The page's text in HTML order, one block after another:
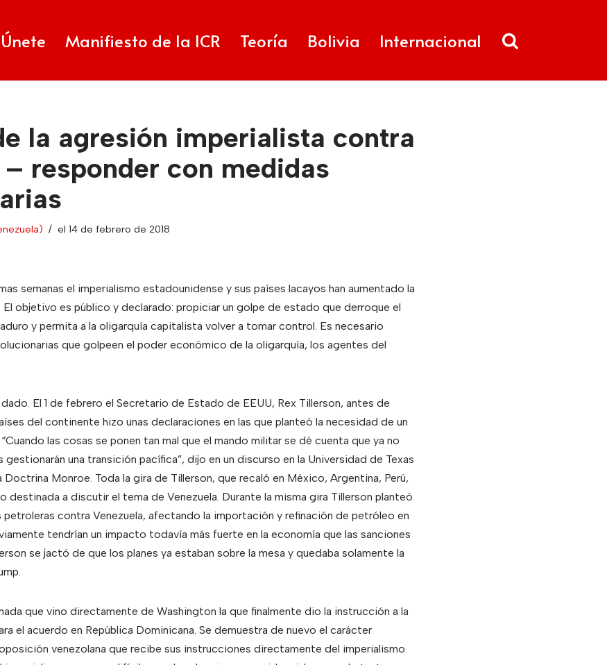
Únete Manifiesto de la ICR Teoría Bolivia Internacional
la agresión imperialista contra
– responder con medidas
el 14 de febrero de 2018
semanas el imperialismo estadounidense y sus países lacayos han aumentado la
El objetivo es público y declarado: propiciar un golpe de estado que derroque el
y permita a la oligarquía capitalista volver a tomar control. Es necesario
que golpeen el poder económico de la oligarquía, los agentes del
El 1 de febrero el Secretario de Estado de EEUU, Rex Tillerson, antes de
del continente hizo unas declaraciones en las que planteó la necesidad de un
las cosas se ponen tan mal que el mando militar se dé cuenta que ya no
gestionarán una transición pacífica”, dijo en un discurso en la Universidad de Texas
Doctrina Monroe. Toda la gira de Tillerson, que recaló en México, Argentina, Perú,
destinada a discutir el tema de Venezuela. Durante la misma gira Tillerson planteó
contra Venezuela, afectando la importación y refinación de petróleo en
tendrían un impacto todavía más fuerte en la economía que las sanciones
se jactó de que los planes ya estaban sobre la mesa y quedaba solamente la
que vino directamente de Washington la que finalmente dio la instrucción a la
el acuerdo en República Dominicana. Se demuestra de nuevo el carácter
venezolana que recibe sus instrucciones directamente del imperialismo.